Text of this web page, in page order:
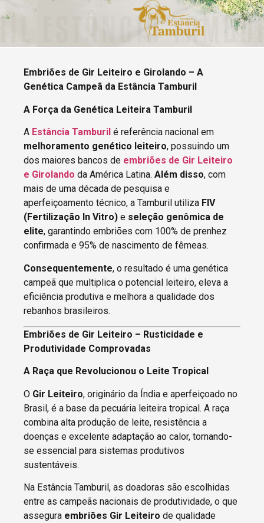
Embriões de Gir Leiteiro e Girolando – A
Genética Campeã da Estância Tamburil
A Força da Genética Leiteira Tamburil
A Estância Tamburil é referência nacional em
melhoramento genético leiteiro, possuindo um
dos maiores bancos de embriões de Gir Leiteiro
e Girolando da América Latina. Além disso, com
mais de uma década de pesquisa e
aperfeiçoamento técnico, a Tamburil utiliza FIV
(Fertilização In Vitro) e seleção genômica de
elite, garantindo embriões com 100% de prenhez
confirmada e 95% de nascimento de fêmeas.
Consequentemente, o resultado é uma genética
campeã que multiplica o potencial leiteiro, eleva a
eficiência produtiva e melhora a qualidade dos
rebanhos brasileiros.
Embriões de Gir Leiteiro – Rusticidade e
Produtividade Comprovadas
A Raça que Revolucionou o Leite Tropical
O Gir Leiteiro, originário da Índia e aperfeiçoado no
Brasil, é a base da pecuária leiteira tropical. A raça
combina alta produção de leite, resistência a
doenças e excelente adaptação ao calor, tornando-
se essencial para sistemas produtivos
sustentáveis.
Na Estância Tamburil, as doadoras são escolhidas
entre as campeãs nacionais de produtividade, o que
assegura embriões Gir Leiteiro de qualidade